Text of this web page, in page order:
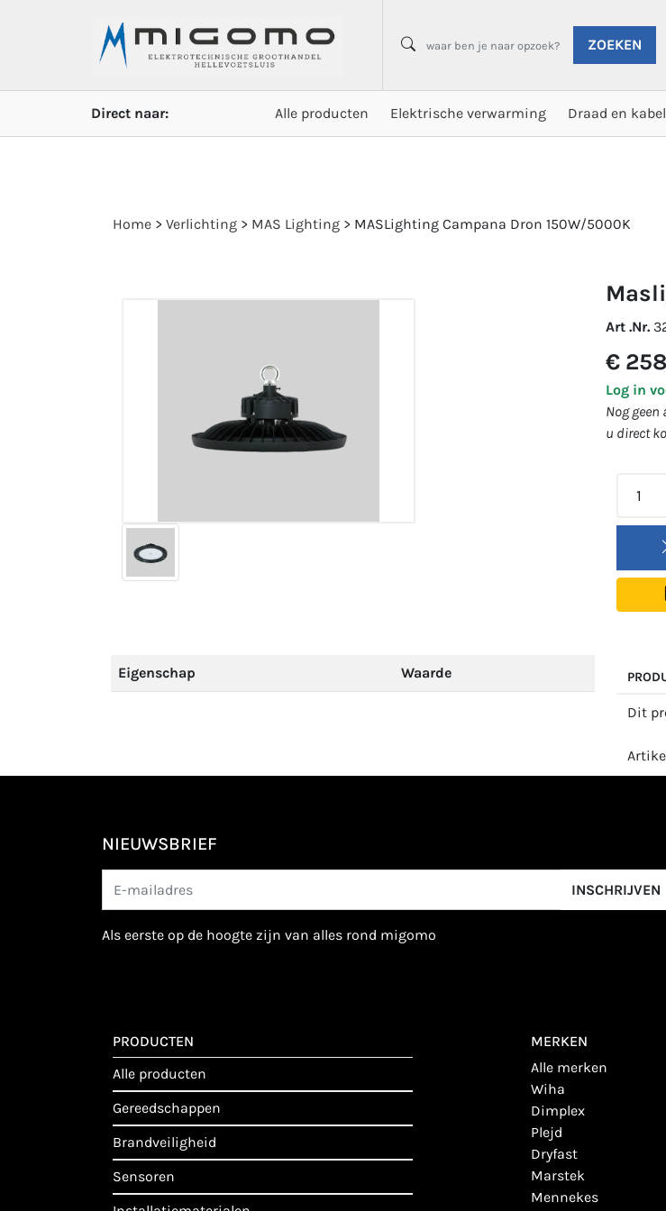
ZOEKEN
Direct naar: Alle producten Elektrische verwarming Draad en kabel
Home > Verlichting > MAS Lighting > MASLighting Campana Dron 150W/5000K
Art .Nr.
€
Log in
Nog
u direct
Eigenschap Waarde
Dit
NIEUWSBRIEF
INSCHRIJVEN
als eerste op de hoogte zijn van alles rond migomo
PRODUCTEN
alle producten
gereedschappen
brandveiligheid
sensoren
MERKEN
alle merken
wiha
dimplex
plejd
dryfast
marstek
mennekes